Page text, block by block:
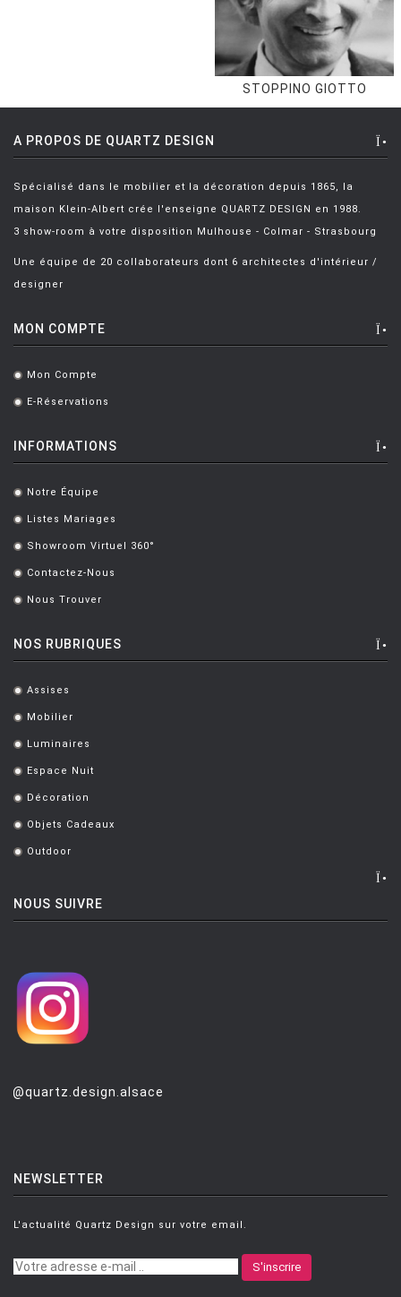
STOPPINO GIOTTO
A PROPOS DE QUARTZ DESIGN
Spécialisé dans le mobilier et la décoration depuis 1865, la
maison Klein-Albert crée l'enseigne QUARTZ DESIGN en 1988.
3 show-room à votre disposition Mulhouse - Colmar - Strasbourg
Une équipe de 20 collaborateurs dont 6 architectes d'intérieur /
designer
MON COMPTE
. Mon Compte
. E-Réservations
INFORMATIONS
. Notre Équipe
. Listes Mariages
. Showroom Virtuel 360°
. Contactez-Nous
. Nous Trouver
NOS RUBRIQUES
. Assises
. Mobilier
. Luminaires
. Espace Nuit
. Décoration
. Objets Cadeaux
. Outdoor
NOUS SUIVRE
@quartz.design.alsace
NEWSLETTER
L'actualité Quartz Design sur votre email.
S'inscrire